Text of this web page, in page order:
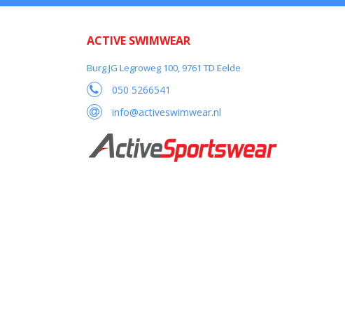
ACTIVE SWIMWEAR
Burg JG Legroweg 100, 9761 TD Eelde
050 5266541
info@activeswimwear.nl